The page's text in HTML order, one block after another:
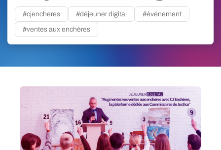
#cjencheres #déjeuner digital #événement
#ventes aux enchères